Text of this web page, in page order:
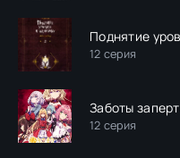
Поднятие
12 серия
Заботы
12 серия